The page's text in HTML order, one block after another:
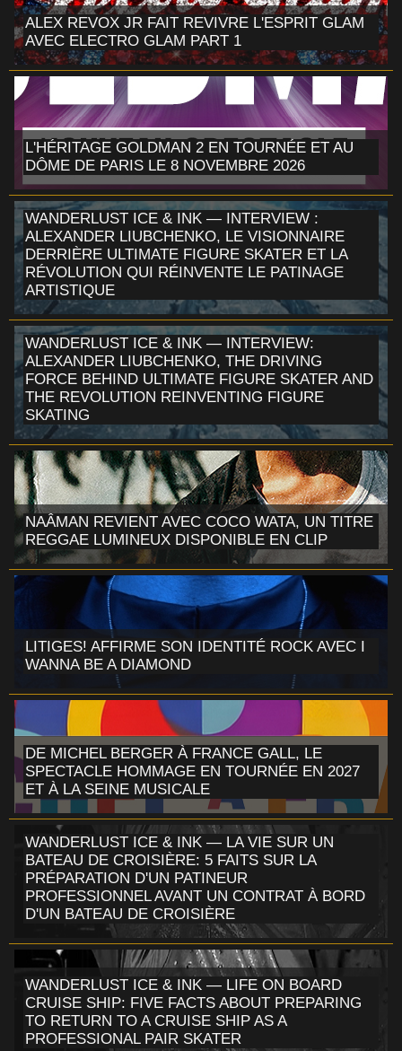
ALEX REVOX JR FAIT REVIVRE L'ESPRIT GLAM
AVEC ELECTRO GLAM PART 1
L'HÉRITAGE GOLDMAN 2 EN TOURNÉE ET AU
DÔME DE PARIS LE 8 NOVEMBRE 2026
WANDERLUST ICE & INK — INTERVIEW :
ALEXANDER LIUBCHENKO, LE VISIONNAIRE
DERRIÈRE ULTIMATE FIGURE SKATER ET LA
RÉVOLUTION QUI RÉINVENTE LE PATINAGE
ARTISTIQUE
WANDERLUST ICE & INK — INTERVIEW:
ALEXANDER LIUBCHENKO, THE DRIVING
FORCE BEHIND ULTIMATE FIGURE SKATER AND
THE REVOLUTION REINVENTING FIGURE
SKATING
NAÂMAN REVIENT AVEC COCO WATA, UN TITRE
REGGAE LUMINEUX DISPONIBLE EN CLIP
LITIGES! AFFIRME SON IDENTITÉ ROCK AVEC I
WANNA BE A DIAMOND
DE MICHEL BERGER À FRANCE GALL, LE
SPECTACLE HOMMAGE EN TOURNÉE EN 2027
ET À LA SEINE MUSICALE
WANDERLUST ICE & INK — LA VIE SUR UN
BATEAU DE CROISIÈRE: 5 FAITS SUR LA
PRÉPARATION D'UN PATINEUR
PROFESSIONNEL AVANT UN CONTRAT À BORD
D'UN BATEAU DE CROISIÈRE
WANDERLUST ICE & INK — LIFE ON BOARD
CRUISE SHIP: FIVE FACTS ABOUT PREPARING
TO RETURN TO A CRUISE SHIP AS A
PROFESSIONAL PAIR SKATER